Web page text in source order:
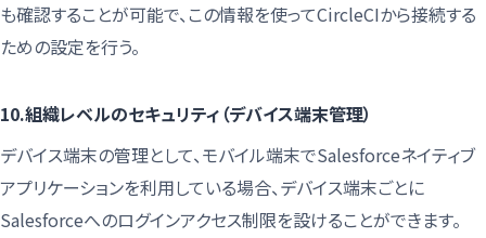
も確認することが可能で、この情報を使ってCircleCIから接続する
ための設定を行う。
10.組織レベルのセキュリティ（デバイス端末管理）
デバイス端末の管理として、モバイル端末でSalesforceネイティブ
アプリケーションを利用している場合、デバイス端末ごとに
Salesforceへのログインアクセス制限を設けることができます。